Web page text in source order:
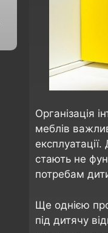
Організація
меблів
стають не
потребам
Ще однією
під дитячу